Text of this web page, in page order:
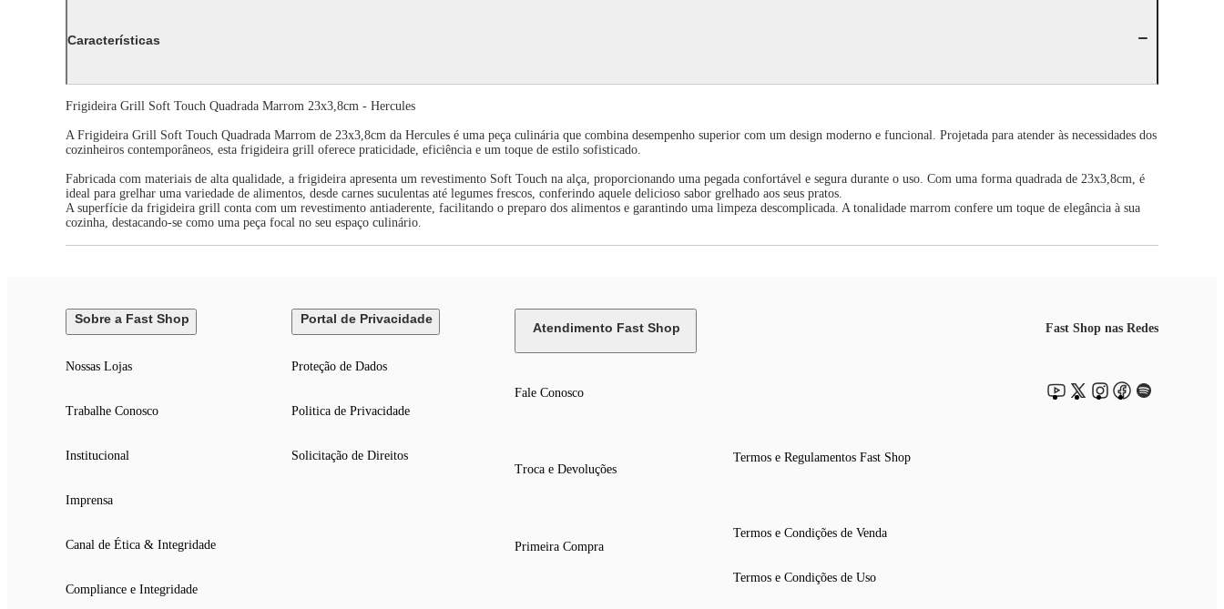
Características
Frigideira Grill Soft Touch Quadrada Marrom 23x3,8cm - Hercules
A Frigideira Grill Soft Touch Quadrada Marrom de 23x3,8cm da Hercules é uma peça culinária que combina desempenho superior com um design moderno e funcional. Projetada para atender às necessidades dos
cozinheiros contemporâneos, esta frigideira grill oferece praticidade, eficiência e um toque de estilo sofisticado.
Fabricada com materiais de alta qualidade, a frigideira apresenta um revestimento Soft Touch na alça, proporcionando uma pegada confortável e segura durante o uso. Com uma forma quadrada de 23x3,8cm, é
ideal para grelhar uma variedade de alimentos, desde carnes suculentas até legumes frescos, conferindo aquele delicioso sabor grelhado aos seus pratos.
A superfície da frigideira grill conta com um revestimento antiaderente, facilitando o preparo dos alimentos e garantindo uma limpeza descomplicada. A tonalidade marrom confere um toque de elegância à sua
cozinha, destacando-se como uma peça focal no seu espaço culinário.
Sobre a Fast Shop
Nossas Lojas
Trabalhe Conosco
Institucional
Imprensa
Canal de Ética & Integridade
Compliance e Integridade
Portal de Privacidade
Proteção de Dados
Politica de Privacidade
Solicitação de Direitos
Atendimento Fast Shop
Fale Conosco
Troca e Devoluções
Primeira Compra
Termos e Regulamentos Fast Shop
Termos e Condições de Venda
Termos e Condições de Uso
Fast Shop nas Redes